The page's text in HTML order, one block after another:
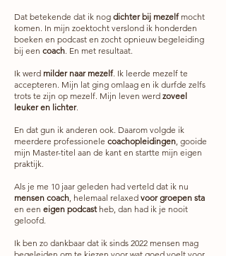
Dat betekende dat ik nog dichter bij mezelfmocht
komen. In mijn zoektocht verslond ik honderden
boeken en podcast en zocht opnieuw begeleiding
bij een coach. En met resultaat.
Ik werd milder naar mezelf. Ik leerde mezelf te
accepteren. Mijn lat ging omlaag en ik durfde zelfs
trots te zijn op mezelf. Mijn leven werd zoveel
leuker en lichter.
En dat gun ik anderen ook. Daarom volgde ik
meerdere professionele coachopleidingen, gooide
mijn Master-titel aan de kant en startte mijn eigen
praktijk.
Als je me 10 jaar geleden had verteld dat ik nu
mensen coach, helemaal relaxed voor groepen sta
en een eigen podcastheb, dan had ik je nooit
geloofd.
Ik ben zo dankbaar dat ik sinds 2022 mensen mag